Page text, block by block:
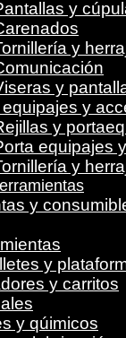
y
y
y
equipajes y
y
equipajes
y
y
y
y carritos
y qúimicos